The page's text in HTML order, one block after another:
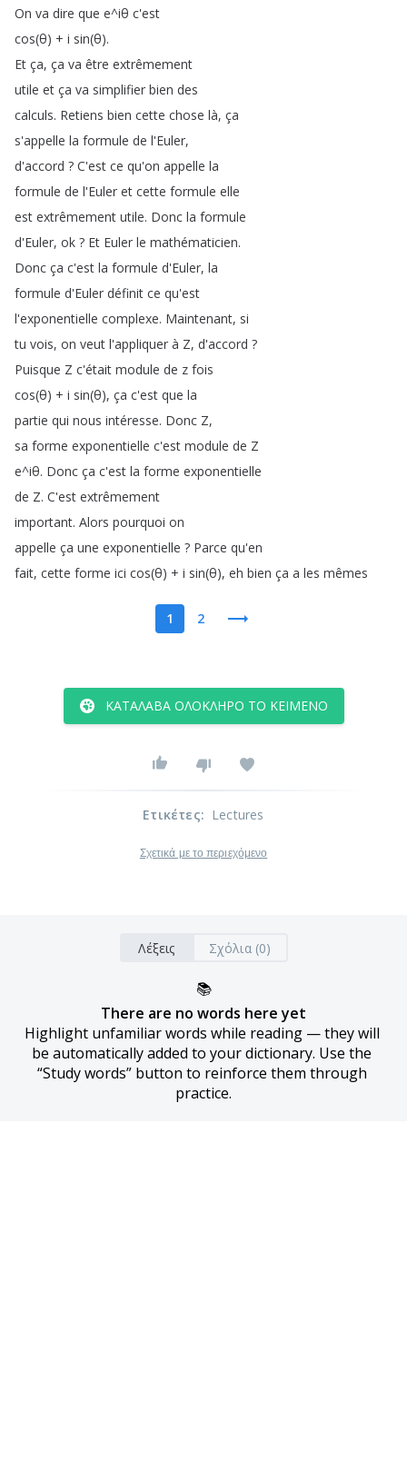
On va dire que e^iθ c'est
cos(θ) + i sin(θ).
Et ça, ça va être extrêmement
utile et ça va simplifier bien des
calculs. Retiens bien cette chose là, ça
s'appelle la formule de l'Euler,
d'accord ? C'est ce qu'on appelle la
formule de l'Euler et cette formule elle
est extrêmement utile. Donc la formule
d'Euler, ok ? Et Euler le mathématicien.
Donc ça c'est la formule d'Euler, la
formule d'Euler définit ce qu'est
l'exponentielle complexe. Maintenant, si
tu vois, on veut l'appliquer à Z, d'accord ?
Puisque Z c'était module de z fois
cos(θ) + i sin(θ), ça c'est que la
partie qui nous intéresse. Donc Z,
sa forme exponentielle c'est module de Z
e^iθ. Donc ça c'est la forme exponentielle
de Z. C'est extrêmement
important. Alors pourquoi on
appelle ça une exponentielle ? Parce qu'en
fait, cette forme ici cos(θ) + i sin(θ), eh bien ça a les mêmes
1 2
ΚΑΤΆΛΑΒΑ ΟΛΌΚΛΗΡΟ ΤΟ ΚΕΊΜΕΝΟ
Ετικέτες: Lectures
Σχετικά με το περιεχόμενο
Λέξεις Σχόλια (0)
📚
There are no words here yet
Highlight unfamiliar words while reading — they will
be automatically added to your dictionary. Use the
“Study words” button to reinforce them through
practice.